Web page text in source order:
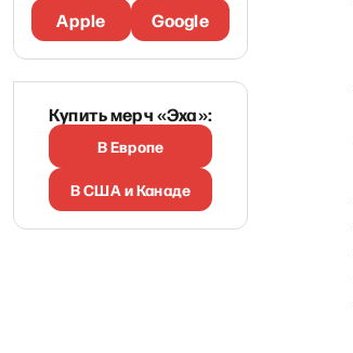
Apple
Google
Купить мерч «Эха»:
В Европе
В США и Канаде